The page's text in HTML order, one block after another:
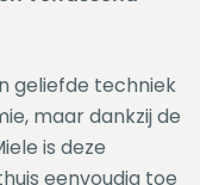
geliefde techniek
maar dankzij de
is deze
eenvoudig toe